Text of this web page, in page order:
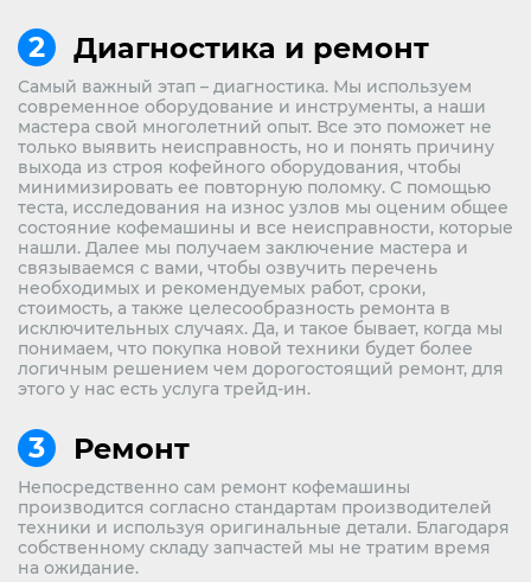
Диагностика и ремонт
Самый важный этап – диагностика. Мы используем
современное оборудование и инструменты, а наши
мастера свой многолетний опыт. Все это поможет не
только выявить неисправность, но и понять причину
выхода из строя кофейного оборудования, чтобы
минимизировать ее повторную поломку. С помощью
теста, исследования на износ узлов мы оценим общее
состояние кофемашины и все неисправности, которые
нашли. Далее мы получаем заключение мастера и
связываемся с вами, чтобы озвучить перечень
необходимых и рекомендуемых работ, сроки,
стоимость, а также целесообразность ремонта в
исключительных случаях. Да, и такое бывает, когда мы
понимаем, что покупка новой техники будет более
логичным решением чем дорогостоящий ремонт, для
этого у нас есть услуга трейд-ин.
Ремонт
Непосредственно сам ремонт кофемашины
производится согласно стандартам производителей
техники и используя оригинальные детали. Благодаря
собственному складу запчастей мы не тратим время
на ожидание.